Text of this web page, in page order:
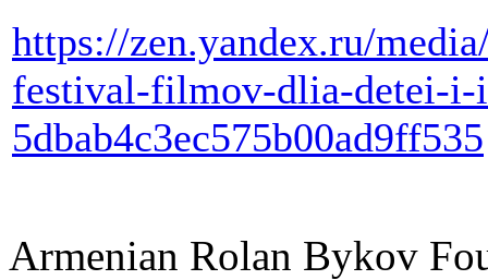
https://zen.yandex.ru/
festival-filmov-dlia-detei-i-
5dbab4c3ec575b00ad9ff535
Armenian Rolan Bykov